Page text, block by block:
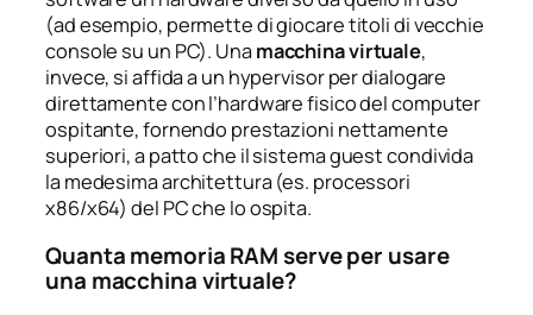
(ad esempio, permette di giocare titoli di vecchie
console su un PC). Unamacchina virtuale,
invece, si affida a un hypervisor per dialogare
direttamente con l’hardware fisico del computer
ospitante, fornendo prestazioni nettamente
superiori, a patto che il sistemaguestcondivida
la medesima architettura (es. processori
x86/x64) del PC che lo ospita.
Quanta memoria RAM serve per usare
una macchina virtuale?